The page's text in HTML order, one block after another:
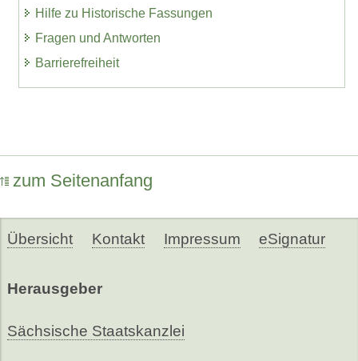
Hilfe zu Historische Fassungen
Fragen und Antworten
Barrierefreiheit
zum Seitenanfang
Übersicht Kontakt Impressum eSignatur
Herausgeber
Sächsische Staatskanzlei